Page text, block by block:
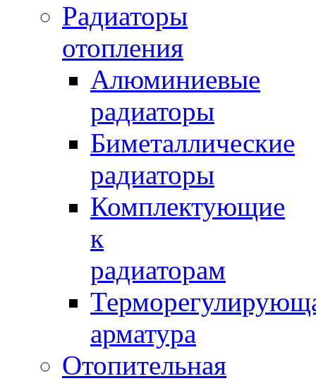
Радиаторы
отопления
Алюминиевые
радиаторы
Биметаллические
радиаторы
Комплектующие
к
радиаторам
арматура
Отопительная